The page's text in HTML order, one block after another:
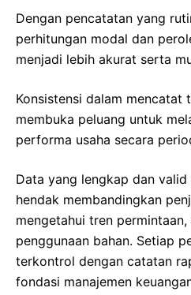
Dengan pencatatan yang
perhitungan modal dan
menjadi lebih akurat serta
Konsistensi dalam mencatat
membuka peluang untuk
performa usaha secara
Data yang lengkap dan valid
hendak membandingkan
mengetahui tren
penggunaan bahan. Setiap
terkontrol dengan catatan
fondasi manajemen